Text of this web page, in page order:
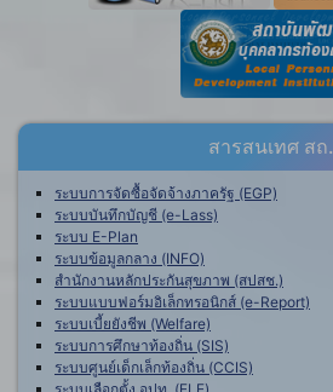
สารสนเทศ สถ.
ระบบการจัดซื้อจัดจ้างภาครัฐ (EGP)
ระบบบันทึกบัญชี (e-Lass)
ระบบ E-Plan
ระบบข้อมูลกลาง (INFO)
สำนักงานหลักประกันสุขภาพ (สปสช.)
ระบบแบบฟอร์มอิเล็กทรอนิกส์ (e-Report)
ระบบเบี้ยยังชีพ (Welfare)
ระบบการศึกษาท้องถิ่น (SIS)
ระบบศูนย์เด็กเล็กท้องถิ่น (CCIS)